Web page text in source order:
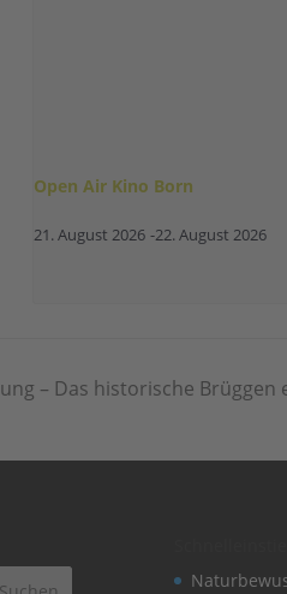
Open Air Kino Born
21. August 2026 -22. August 2026
– Das historische Brüggen